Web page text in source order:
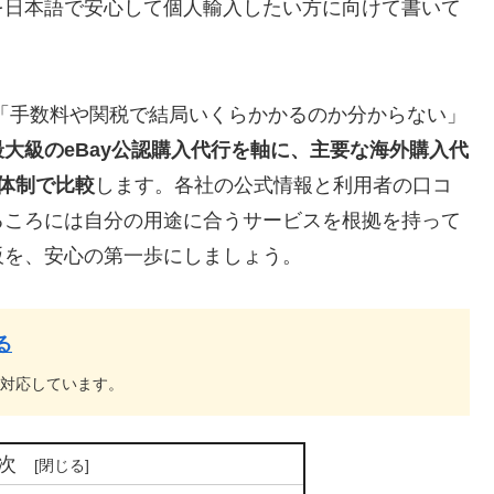
本語で安心して個人輸入したい方に向けて書いて
数料や関税で結局いくらかかるのか分からない」
級のeBay公認購入代行を軸に、主要な海外購入代
制で比較 します。各社の公式情報と利用者の口コ
ろには自分の用途に合うサービスを根拠を持って
、安心の第一歩にしましょう。
応しています。